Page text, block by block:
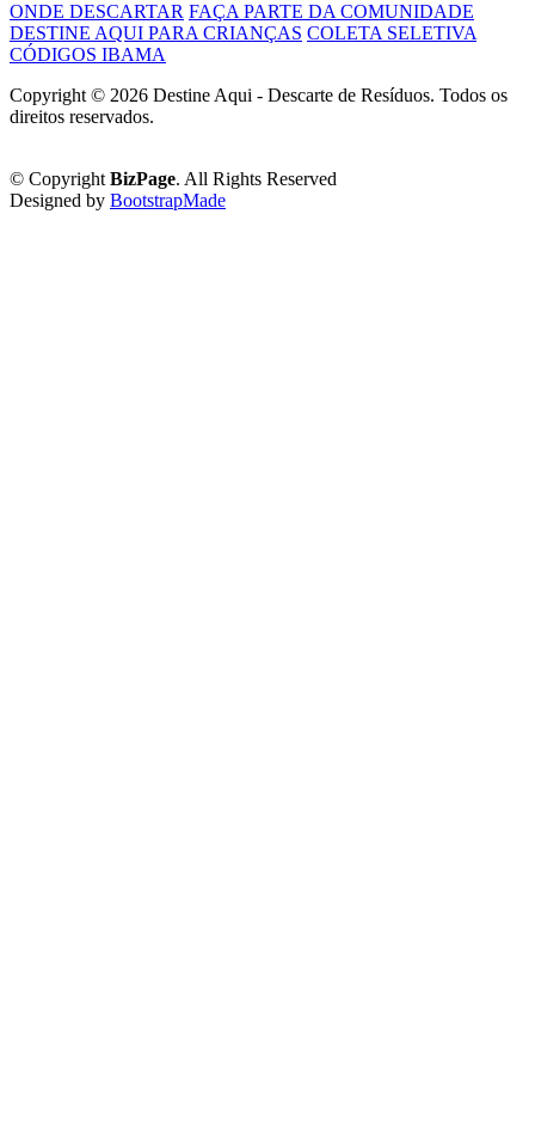
ONDE DESCARTAR FAÇA PARTE DA COMUNIDADE
DESTINE AQUI PARA CRIANÇAS COLETA SELETIVA
CÓDIGOS IBAMA
Copyright © 2026 Destine Aqui - Descarte de Resíduos. Todos os
direitos reservados.
© Copyright BizPage. All Rights Reserved
Designed by BootstrapMade